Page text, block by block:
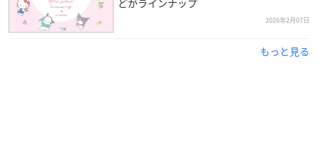
2026年2月07日
もっと見る